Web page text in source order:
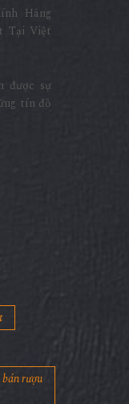
Hãng
Tại Việt
được sự
tín đồ
rượu